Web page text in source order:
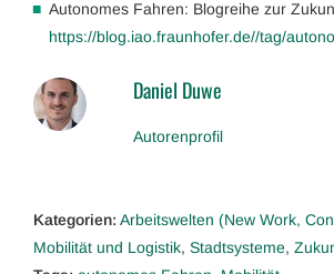
Autonomes Fahren: Blogreihe zur
https://blog.iao.fraunhofer.de//tag/
Daniel Duwe
Autorenprofil
Kategorien: Arbeitswelten (New Work,
Mobilität und Logistik, Stadtsysteme,